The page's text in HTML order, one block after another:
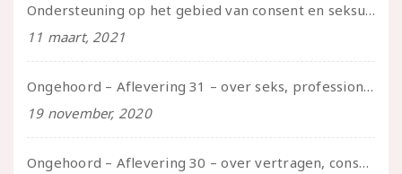
Ondersteuning op het gebied van consent en seksualiteit
11 maart, 2021
Ongehoord – Aflevering 31 – over seks, professioneel en persoonlijk, een gesprek met Marije
19 november, 2020
Ongehoord – Aflevering 30 – over vertragen, consent en negatieve gevoelens met Meg-John Barker